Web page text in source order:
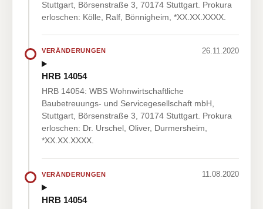
Stuttgart, Börsenstraße 3, 70174 Stuttgart. Prokura
erloschen: Kölle, Ralf, Bönnigheim, *XX.XX.XXXX.
VERÄNDERUNGEN 26.11.2020
HRB 14054
HRB 14054: WBS Wohnwirtschaftliche
Baubetreuungs- und Servicegesellschaft mbH,
Stuttgart, Börsenstraße 3, 70174 Stuttgart. Prokura
erloschen: Dr. Urschel, Oliver, Durmersheim,
*XX.XX.XXXX.
VERÄNDERUNGEN 11.08.2020
HRB 14054